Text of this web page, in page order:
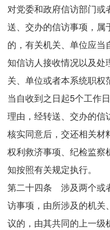
对党委和政府信访部门
送、交办的信访事项，属
的，有关机关、单位应
知信访人接收情况以及
关、单位或者本系统职
当自收到之日起5个工作
理由，经转送、交办的信
核实同意后，交还相关材
权利救济事项、纪检监
知按照有关规定执行。
第二十四条 涉及两个或
访事项，由所涉及的机
议的，由其共同的上一级